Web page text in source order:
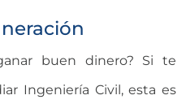
buen dinero? Si te
Ingeniería Civil, esta es